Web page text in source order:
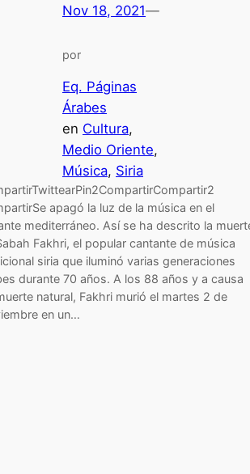
Nov 18, 2021—
por
Eq. Páginas
Árabes
en Cultura
Medio Oriente
Música, Siria
apagó la luz de la música en el
mediterráneo. Así se ha descrito la
Fakhri, el popular cantante de música
siria que iluminó varias generaciones
durante 70 años. A los 88 años y a causa
natural, Fakhri murió el martes 2 de
en un…